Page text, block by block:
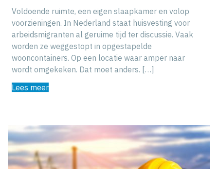
Voldoende ruimte, een eigen slaapkamer en volop
voorzieningen. In Nederland staat huisvesting voor
arbeidsmigranten al geruime tijd ter discussie. Vaak
worden ze weggestopt in opgestapelde
wooncontainers. Op een locatie waar amper naar
wordt omgekeken. Dat moet anders. […]
Lees meer